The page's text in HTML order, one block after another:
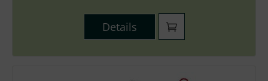
Details